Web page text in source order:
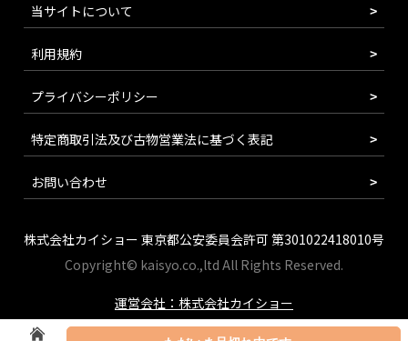
当サイトについて
利用規約
プライバシーポリシー
特定商取引法及び古物営業法に基づく表記
お問い合わせ
株式会社カイショー 東京都公安委員会許可 第301022418010号
Copyright© kaisyo.co.,ltd All Rights Reserved.
運営会社：株式会社カイショー